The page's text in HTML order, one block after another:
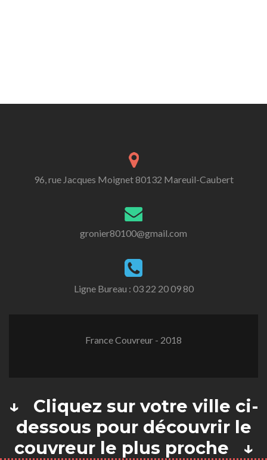
96, rue Jacques Moignet 80132 Mareuil-Caubert
gronier80100@gmail.com
Ligne Bureau : 03 22 20 09 80
France Couvreur - 2018
↓ Cliquez sur votre ville ci-
dessous pour découvrir le
couvreur le plus proche ↓